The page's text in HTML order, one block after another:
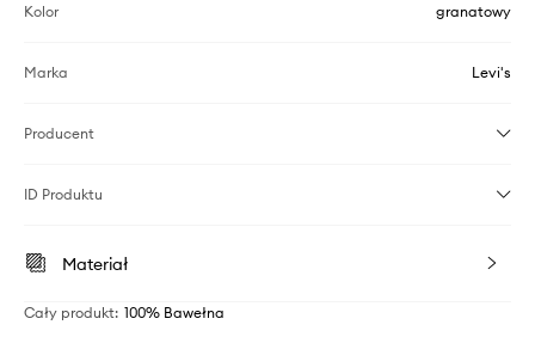
Kolor granatowy
Marka Levi's
Producent
ID Produktu
Materiał
Cały produkt: 100% Bawełna